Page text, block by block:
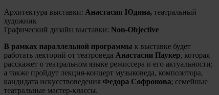
Архитектура выставки: Анастасия Юдина, театральный
художник
Графический дизайн выставки: Non-Objective
В рамках параллельной программы к выставке будет
работать лекторий от театроведа Анастасии Паукер, которая
расскажет о театральном языке режиссера и его актуальности;
а также пройдут лекция-концерт музыковеда, композитора,
кандидата искусствоведения Федора Софронова; семейные
театральные мастер-классы.